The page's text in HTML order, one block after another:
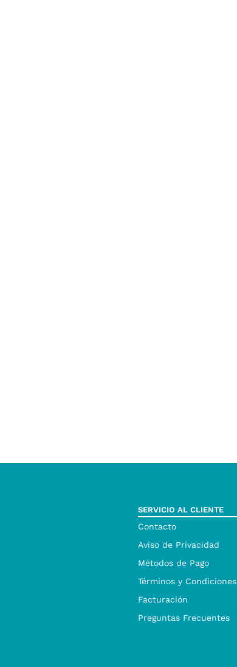
SERVICIO AL CLIENTE
Contacto
Aviso de Privacidad
Métodos de Pago
Términos y Condiciones
Facturación
Preguntas Frecuentes